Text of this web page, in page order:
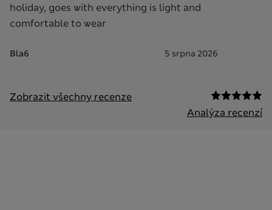
holiday, goes with everything is light and
comfortable to wear
Bla6 5 srpna 2026
Zobrazit všechny recenze
Analýza recenzí